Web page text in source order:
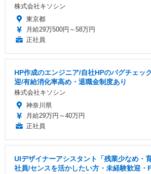
株式会社キソシン
東京都
月給29万500円～58万円
正社員
HP作成のエンジニア/自社HPのバグチェッ
迎/有給消化率高め・退職金制度あり
株式会社キソシン
神奈川県
月給29万円～40万円
正社員
UIデザイナーアシスタント「残業少なめ・
社員/センスを活かしたい方・未経験歓迎・